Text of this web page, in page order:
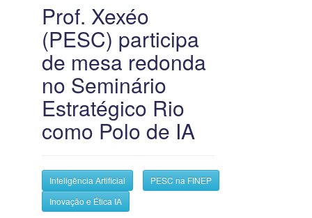
Prof. Xexéo
(PESC) participa
de mesa redonda
no Seminário
Estratégico Rio
como Polo de IA
Inteligência Artificial
PESC na FINEP
Inovação e Ética IA